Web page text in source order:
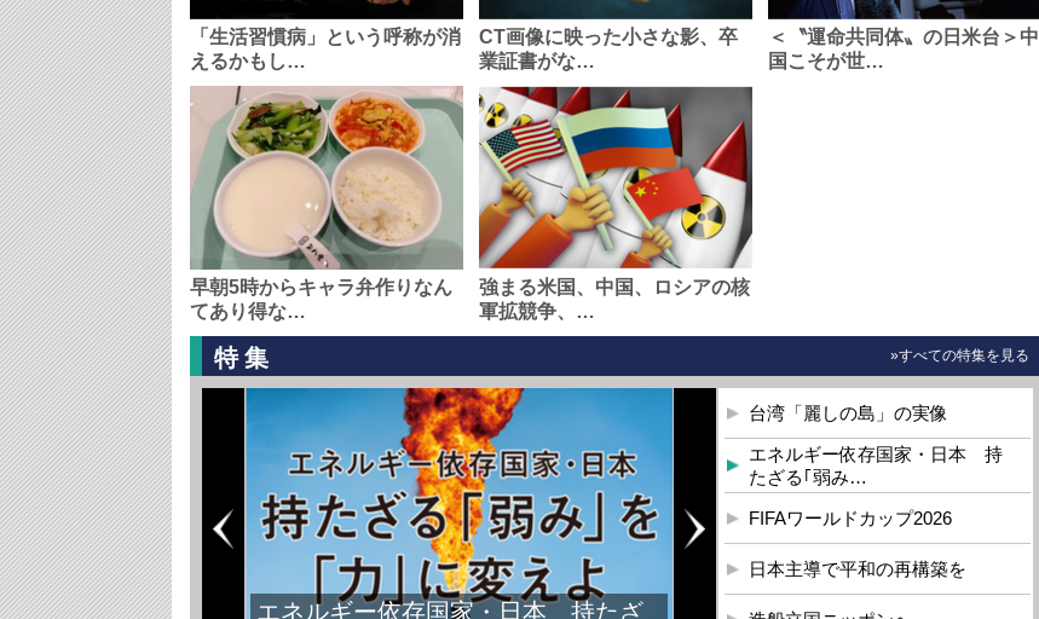
「生活習慣病」という呼称が消
えるかもし…
CT画像に映った小さな影、卒
業証書がな…
＜〝運命共同体〟の日米台＞中
国こそが世…
早朝5時からキャラ弁作りなん
てあり得な…
強まる米国、中国、ロシアの核
軍拡競争、…
特集 »すべての特集を見る
エネルギー依存国家・日本 持たざ
台湾「麗しの島」の実像
エネルギー依存国家・日本 持
たざる｢弱み…
FIFAワールドカップ2026
日本主導で平和の再構築を